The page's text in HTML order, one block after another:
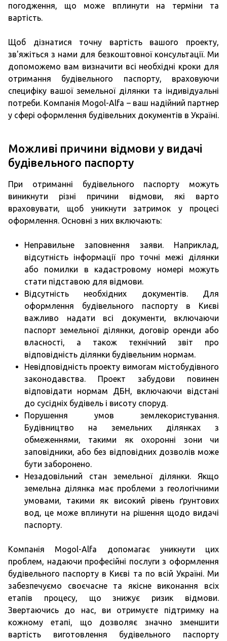
погодження, що може вплинути на терміни та
вартість.
Щоб дізнатися точну вартість вашого проекту,
зв'яжіться з нами для безкоштовної консультації. Ми
допоможемо вам визначити всі необхідні кроки для
отримання будівельного паспорту, враховуючи
специфіку вашої земельної ділянки та індивідуальні
потреби. Компанія Mogol-Alfa – ваш надійний партнер
у сфері оформлення будівельних документів в Україні.
Можливі причини відмови у видачі
будівельного паспорту
При отриманні будівельного паспорту можуть
виникнути різні причини відмови, які варто
враховувати, щоб уникнути затримок у процесі
оформлення. Основні з них включають:
Неправильне заповнення заяви. Наприклад,
відсутність інформації про точні межі ділянки
або помилки в кадастровому номері можуть
стати підставою для відмови.
Відсутність необхідних документів. Для
оформлення будівельного паспорту в Києві
важливо надати всі документи, включаючи
паспорт земельної ділянки, договір оренди або
власності, а також технічний звіт про
відповідність ділянки будівельним нормам.
Невідповідність проекту вимогам містобудівного
законодавства. Проект забудови повинен
відповідати нормам ДБН, включаючи відстані
до сусідніх будівель і висоту споруд.
Порушення умов землекористування.
Будівництво на земельних ділянках з
обмеженнями, такими як охоронні зони чи
заповідники, або без відповідних дозволів може
бути заборонено.
Незадовільний стан земельної ділянки. Якщо
земельна ділянка має проблеми з геологічними
умовами, такими як високий рівень ґрунтових
вод, це може вплинути на рішення щодо видачі
паспорту.
Компанія Mogol-Alfa допомагає уникнути цих
проблем, надаючи професійні послуги з оформлення
будівельного паспорту в Києві та по всій Україні. Ми
забезпечуємо своєчасне та якісне виконання всіх
етапів процесу, що знижує ризик відмови.
Звертаючись до нас, ви отримуєте підтримку на
кожному етапі, що дозволяє значно зменшити
вартість виготовлення будівельного паспорту